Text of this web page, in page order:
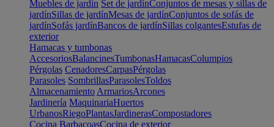
Muebles de jardín Set de jardínConjuntos de mesas y sillas de
jardínSillas de jardínMesas de jardínConjuntos de sofás de
jardínSofás jardínBancos de jardínSillas colgantesEstufas de
exterior
Hamacas y tumbonas
AccesoriosBalancinesTumbonasHamacasColumpios
Pérgolas CenadoresCarpasPérgolas
Parasoles SombrillasParasolesToldos
Almacenamiento ArmariosArcones
Jardinería MaquinariaHuertos
UrbanosRiegoPlantasJardinerasCompostadores
Cocina BarbacoasCocina de exterior